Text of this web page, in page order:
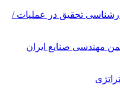
تحقیق در عملیات /
مهندسی صنایع ایران